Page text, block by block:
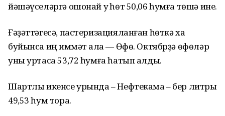
йәшәүселәргә ошонай уҡ һөт 50,06 һумға төшә ине.
Ғәҙәттәгесә, пастеризацияланған һөткә хаҡ
буйынса иң ҡиммәт ҡала — Өфө. Октябрҙә өфөләр
уны уртаса 53,72 һумға һатып алды.
Шартлы икенсе урында – Нефтекама – бер литры
49,53 һум тора.